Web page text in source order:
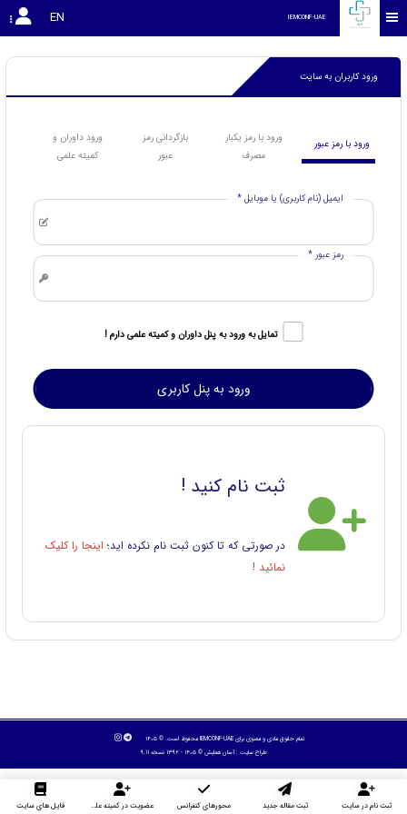
IEMCONF-UAE
EN
ورود کاربران به سایت
ورود با رمز عبور
ورود با رمز یکبار
مصرف
بازگردانی رمز
عبور
ورود داوران و
کمیته علمی
ایمیل (نام کاربری) یا موبایل *
رمز عبور *
تمایل به ورود به پنل داوران و کمیته علمی دارم !
ورود به پنل کاربری
ثبت نام کنید !
در صورتی که تا کنون ثبت نام نکرده اید؛ اینجا را کلیک
نمائید !
تمام حقوق مادی و معنوی برای IEMCONF-UAE محفوظ است. © ۱۴۰۵
طراح سایت :آسان همایش © ۱۴۰۵ - 1392 نسخه 9.11
ثبت نام در سایت ثبت مقاله جدید محورهای کنفرانس عضویت در کمیته علمی داوران فایل های سایت